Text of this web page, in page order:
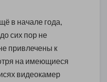
в начале года,
сих пор не
привлечены к
на имеющиеся
видеокамер